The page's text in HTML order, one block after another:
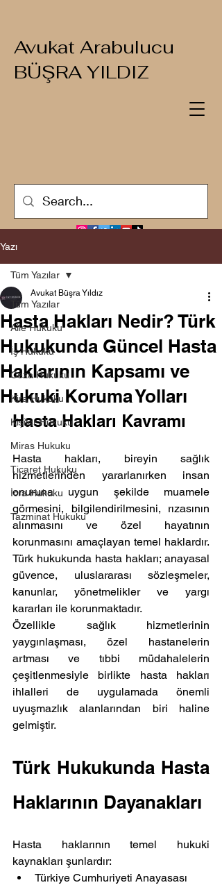
Avukat Arabulucu
BÜŞRA YILDIZ
Yazı
Tüm Yazılar
Aile Hukuku
İş Hukuku
Ceza Hukuku
Kira Hukuku
Kişiler Hukuku
Miras Hukuku
Ticaret Hukuku
İcra Hukuku
Tazminat Hukuku
Tüm Yazılar
Hasta Hakları Nedir? Türk
Hukukunda Güncel Hasta
Haklarının Kapsamı ve
Hukuki Koruma Yolları
Avukat Büşra Yıldız
Hasta Hakları Kavramı
Hasta hakları, bireyin sağlık
hizmetlerinden yararlanırken insan
onuruna uygun şekilde muamele
görmesini, bilgilendirilmesini, rızasının
alınmasını ve özel hayatının
korunmasını amaçlayan temel haklardır.
Türk hukukunda hasta hakları; anayasal
güvence, uluslararası sözleşmeler,
kanunlar, yönetmelikler ve yargı
kararları ile korunmaktadır.
Özellikle sağlık hizmetlerinin
yaygınlaşması, özel hastanelerin
artması ve tıbbi müdahalelerin
çeşitlenmesiyle birlikte hasta hakları
ihlalleri de uygulamada önemli
uyuşmazlık alanlarından biri haline
gelmiştir.
Türk Hukukunda Hasta
Haklarının Dayanakları
Hasta haklarının temel hukuki
kaynakları şunlardır:
Türkiye Cumhuriyeti Anayasası